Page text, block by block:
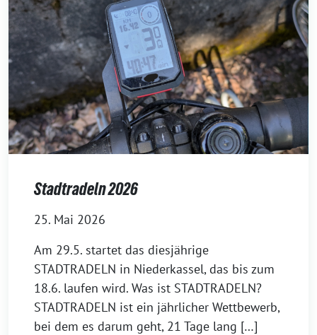
Stadtradeln 2026
25. Mai 2026
Am 29.5. startet das diesjährige
STADTRADELN in Niederkassel, das bis zum
18.6. laufen wird. Was ist STADTRADELN?
STADTRADELN ist ein jährlicher Wettbewerb,
bei dem es darum geht, 21 Tage lang […]